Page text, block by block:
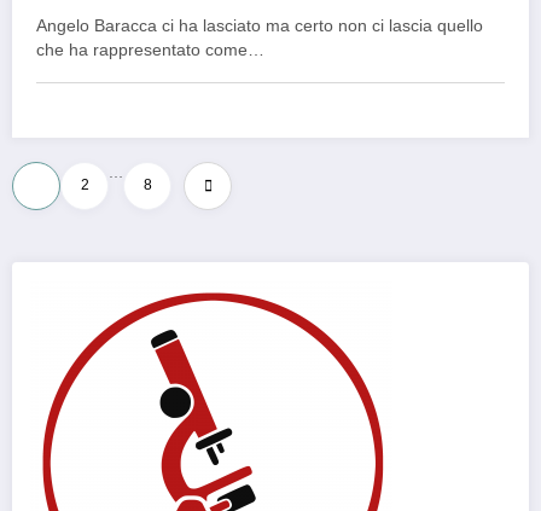
Angelo Baracca ci ha lasciato ma certo non ci lascia quello
che ha rappresentato come…
Paginazione
degli
articoli
2 8